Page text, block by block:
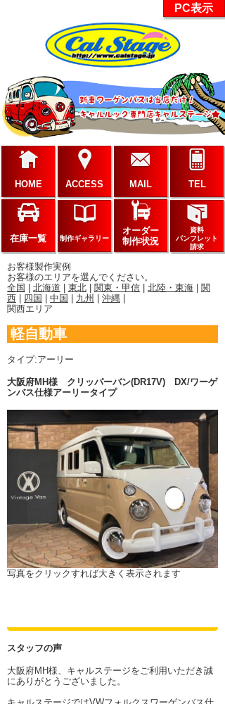
PC表示
HOME ACCESS MAIL TEL
在庫一覧 制作ギャラリー
オーダー
制作状況
資料
パンフレット
請求
お客様製作実例
お客様のエリアを選んでください。
全国 | 北海道 | 東北 | 関東・甲信 | 北陸・東海 | 関
西 | 四国 | 中国 | 九州 | 沖縄 |
関西エリア
軽自動車
タイプ:アーリー
大阪府MH様 クリッパーバン(DR17V) DX/ワーゲ
ンバス仕様アーリータイプ
写真をクリックすれば大きく表示されます
スタッフの声
大阪府MH様、キャルステージをご利用いただき誠
にありがとうございました。